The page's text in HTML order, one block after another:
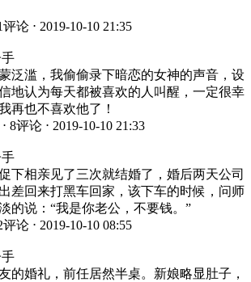
论 ⋅ 2019-10-10 21:35
泛滥，我偷偷录下暗恋的女神的声音，设
地认为每天都被喜欢的人叫醒，一定很幸
再也不喜欢他了！
8评论 ⋅ 2019-10-10 21:33
下相亲见了三次就结婚了，婚后两天公司
差回来打黑车回家，该下车的时候，问师
的说：“我是你老公，不要钱。”
论 ⋅ 2019-10-10 08:55
的婚礼，前任居然半桌。新娘略显肚子，